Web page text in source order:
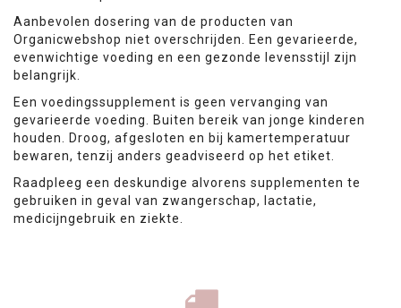
Aanbevolen dosering van de producten van
Organicwebshop niet overschrijden. Een gevarieerde,
evenwichtige voeding en een gezonde levensstijl zijn
belangrijk.
Een voedingssupplement is geen vervanging van
gevarieerde voeding. Buiten bereik van jonge kinderen
houden. Droog, afgesloten en bij kamertemperatuur
bewaren, tenzij anders geadviseerd op het etiket.
Raadpleeg een deskundige alvorens supplementen te
gebruiken in geval van zwangerschap, lactatie,
medicijngebruik en ziekte.